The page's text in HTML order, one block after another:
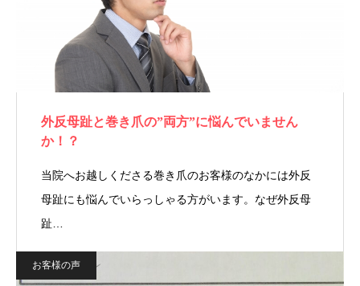
外反母趾と巻き爪の”両方”に悩んでいません
か！？
当院へお越しくださる巻き爪のお客様のなかには外反
母趾にも悩んでいらっしゃる方がいます。なぜ外反母
趾…
お客様の声